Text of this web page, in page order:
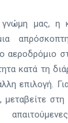
μας, η
αεροδρόμιο
κατά τη
επιλογή.
μεταβείτε